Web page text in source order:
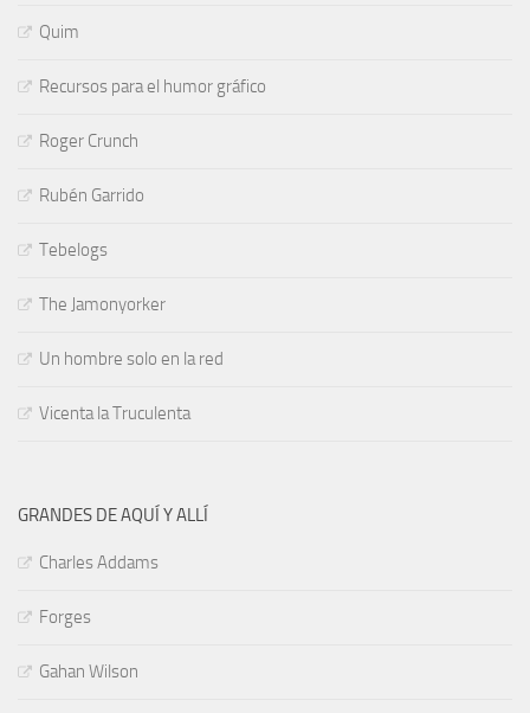
Quim
Recursos para el humor gráfico
Roger Crunch
Rubén Garrido
Tebelogs
The Jamonyorker
Un hombre solo en la red
Vicenta la Truculenta
GRANDES DE AQUÍ Y ALLÍ
Charles Addams
Forges
Gahan Wilson